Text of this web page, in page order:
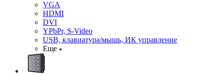
VGA
HDMI
DVI
YPbPr, S-Video
USB, клавиатура/мышь, ИК управление
Еще